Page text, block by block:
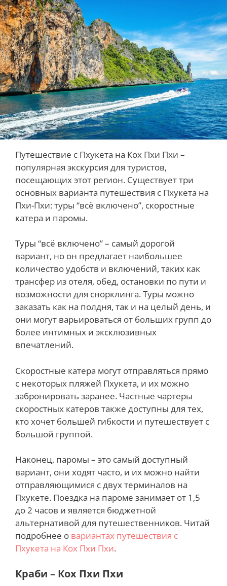
Путешествие с Пхукета на Кох Пхи Пхи –
популярная экскурсия для туристов,
посещающих этот регион. Существует три
основных варианта путешествия с Пхукета на
Пхи-Пхи: туры “всё включено”, скоростные
катера и паромы.
Туры “всё включено” – самый дорогой
вариант, но он предлагает наибольшее
количество удобств и включений, таких как
трансфер из отеля, обед, остановки по пути и
возможности для снорклинга. Туры можно
заказать как на полдня, так и на целый день, и
они могут варьироваться от больших групп до
более интимных и эксклюзивных
впечатлений.
Скоростные катера могут отправляться прямо
с некоторых пляжей Пхукета, и их можно
забронировать заранее. Частные чартеры
скоростных катеров также доступны для тех,
кто хочет большей гибкости и путешествует с
большой группой.
Наконец, паромы – это самый доступный
вариант, они ходят часто, и их можно найти
отправляющимися с двух терминалов на
Пхукете. Поездка на пароме занимает от 1,5
до 2 часов и является бюджетной
альтернативой для путешественников. Читай
подробнее о вариантах путешествия с
Пхукета на Кох Пхи Пхи.
Краби – Кох Пхи Пхи